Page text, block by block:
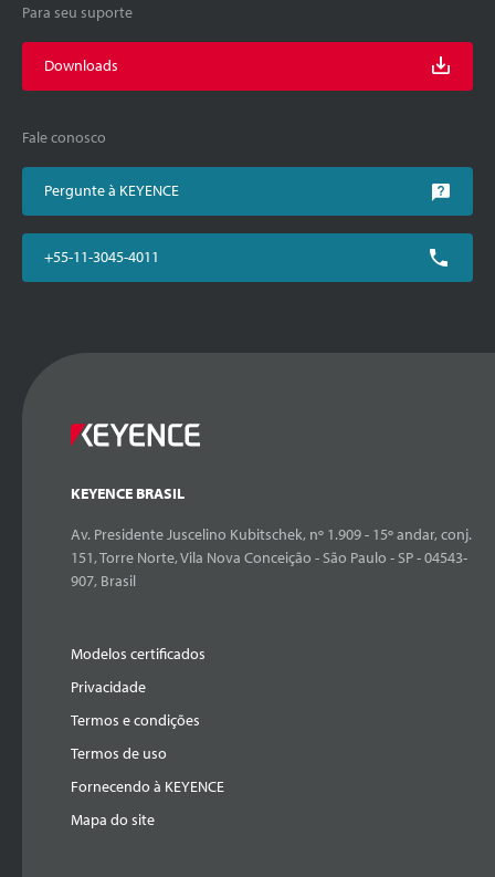
Para seu suporte
Downloads
Fale conosco
Pergunte à KEYENCE
+55-11-3045-4011
KEYENCE BRASIL
Av. Presidente Juscelino Kubitschek, nº 1.909 - 15º andar, conj.
151, Torre Norte, Vila Nova Conceição - São Paulo - SP - 04543-
907, Brasil
Modelos certificados
Privacidade
Termos e condições
Termos de uso
Fornecendo à KEYENCE
Mapa do site